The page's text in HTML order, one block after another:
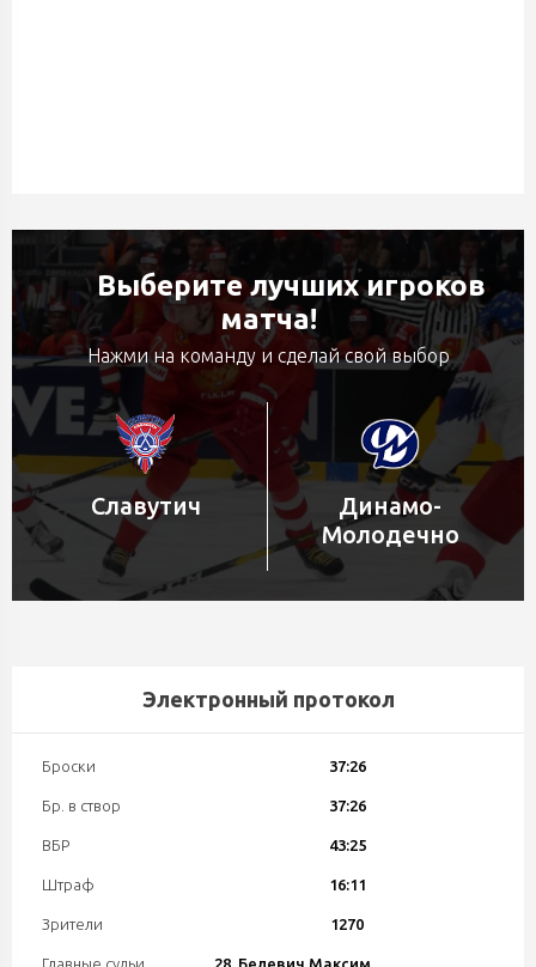
Выберите лучших игроков
матча!
Нажми на команду и сделай свой выбор
Славутич
Динамо-
Молодечно
Электронный протокол
Броски 37:26
Бр. в створ 37:26
ВБР 43:25
Штраф 16:11
Зрители 1270
Главные судьи 28. Белевич Максим,